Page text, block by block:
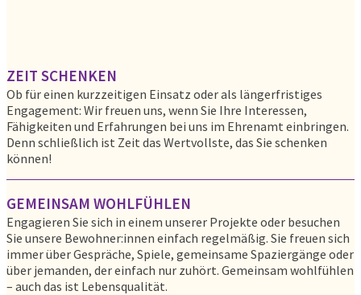
ZEIT SCHENKEN
Ob für einen kurzzeitigen Einsatz oder als längerfristiges
Engagement: Wir freuen uns, wenn Sie Ihre Interessen,
Fähigkeiten und Erfahrungen bei uns im Ehrenamt einbringen.
Denn schließlich ist Zeit das Wertvollste, das Sie schenken
können!
GEMEINSAM WOHLFÜHLEN
Engagieren Sie sich in einem unserer Projekte oder besuchen
Sie unsere Bewohner:innen einfach regelmäßig. Sie freuen sich
immer über Gespräche, Spiele, gemeinsame Spaziergänge oder
über jemanden, der einfach nur zuhört. Gemeinsam wohlfühlen
– auch das ist Lebensqualität.